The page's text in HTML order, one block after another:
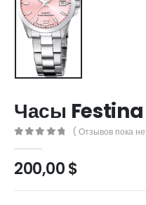
Часы
( Отзывов пока
200,00$